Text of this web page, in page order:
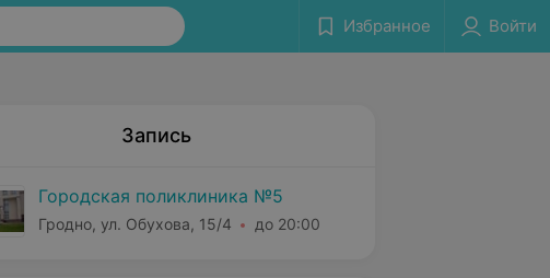
Избранное Войти
Запись
Городская поликлиника №5
Гродно, ул. Обухова, 15/4 до 20:00